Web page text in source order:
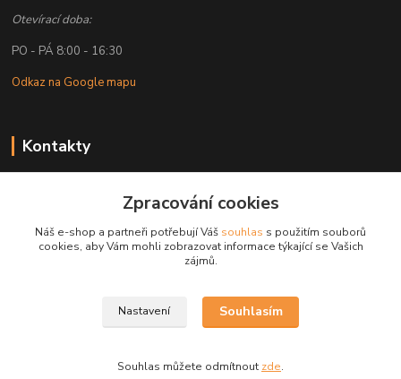
Otevírací doba:
PO - PÁ 8:00 - 16:30
Odkaz na Google mapu
Kontakty
+ 420 608 777 028
obchod@golemreklama.cz
Zpracování cookies
Náš e-shop a partneři potřebují Váš souhlas s použitím souborů
cookies, aby Vám mohli zobrazovat informace týkající se Vašich
zájmů.
Nastavení Souhlasím
Souhlas můžete odmítnout zde.